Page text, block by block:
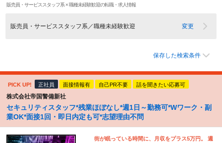
販売員・サービススタッフ系 × 職種未経験歓迎の転職・求人情報
販売員・サービススタッフ系／職種未経験歓迎 変更
保存した検索条件
PICK UP! 正社員 面接情報有 自己PR不要 話を聞きたい応募可
株式会社帝国警備新社
セキュリティスタッフ*残業ほぼなし*週1日～勤務可*Wワーク・副
業OK*面接1回・即日内定も可*志望理由不問
街が眠っている時間に、月収をプラス5万円。 週